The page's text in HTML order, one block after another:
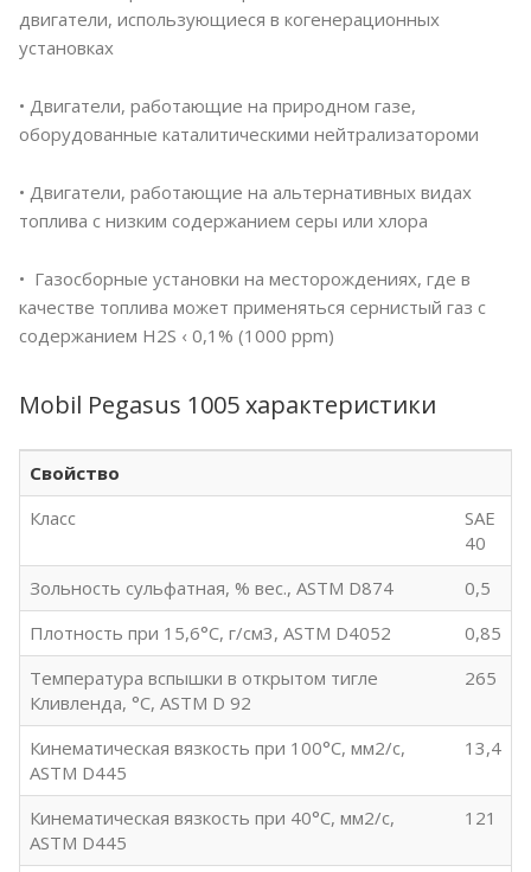
двигатели, использующиеся в когенерационных
установках
• Двигатели, работающие на природном газе,
оборудованные каталитическими нейтрализатороми
• Двигатели, работающие на альтернативных видах
топлива с низким содержанием серы или хлора
• Газосборные установки на месторождениях, где в
качестве топлива может применяться сернистый газ с
содержанием Н2S ‹ 0,1% (1000 ppm)
Mobil Pegasus 1005 характеристики
Свойство
Класс
SAE
40
Зольность сульфатная, % вес., ASTM D874
0,5
Плотность при 15,6°C, г/см3, ASTM D4052
0,85
Температура вспышки в открытом тигле
Кливленда, °C, ASTM D 92
265
Кинематическая вязкость при 100°C, мм2/с,
ASTM D445
13,4
Кинематическая вязкость при 40°C, мм2/с,
ASTM D445
121